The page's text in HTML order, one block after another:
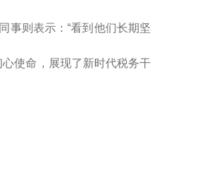
事则表示：“看到他们长期坚
使命，展现了新时代税务干